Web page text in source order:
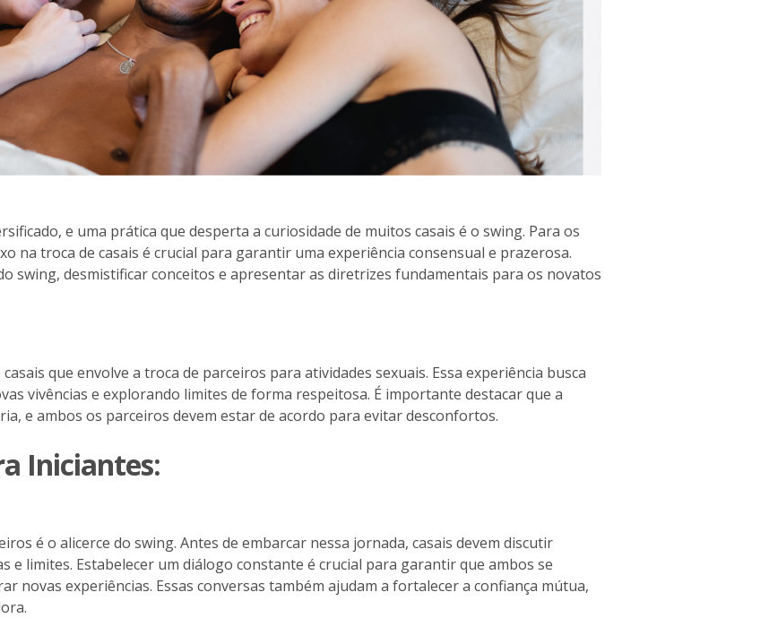
e uma prática que desperta a curiosidade de muitos casais é o swing. Para os
na troca de casais é crucial para garantir uma experiência consensual e prazerosa.
swing, desmistificar conceitos e apresentar as diretrizes fundamentais para os novatos
que envolve a troca de parceiros para atividades sexuais. Essa experiência busca
vivências e explorando limites de forma respeitosa. É importante destacar que a
e ambos os parceiros devem estar de acordo para evitar desconfortos.
Iniciantes:
é o alicerce do swing. Antes de embarcar nessa jornada, casais devem discutir
e limites. Estabelecer um diálogo constante é crucial para garantir que ambos se
novas experiências. Essas conversas também ajudam a fortalecer a confiança mútua,